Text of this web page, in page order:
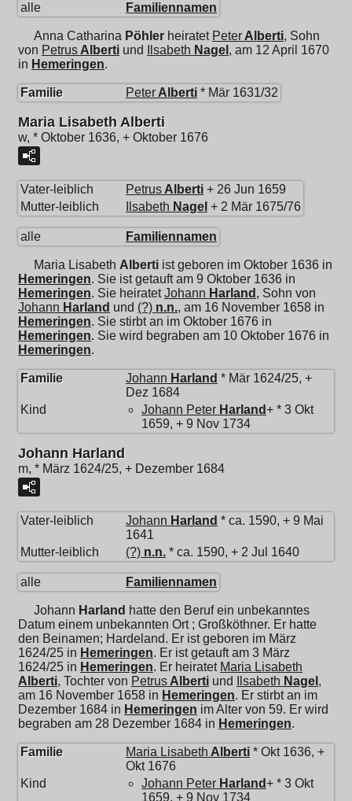
alle Familiennamen
Anna Catharina Pöhler heiratet Peter Alberti, Sohn
von Petrus Alberti und Ilsabeth Nagel , am 12 April 1670
in Hemeringen.
Familie Peter Alberti * Mär 1631/32
Maria Lisabeth Alberti
w, * Oktober 1636, + Oktober 1676
Vater-leiblich Petrus Alberti + 26 Jun 1659
Mutter-leiblich
Ilsabeth Nagel + 2 Mär 1675/76
alle Familiennamen
Maria Lisabeth Alberti ist geboren im Oktober 1636 in
Hemeringen. Sie ist getauft am 9 Oktober 1636 in
Hemeringen. Sie heiratetJohann Harland , Sohn von
Johann Harland und (?) n.n., am 16 November 1658 in
Hemeringen. Sie stirbt an im Oktober 1676 in
Hemeringen. Sie wird begraben am 10 Oktober 1676 in
Hemeringen.
Familie Johann Harland * Mär 1624/25, +
Dez 1684
Kind
Johann Peter Harland+ * 3 Okt
1659, + 9 Nov 1734
Johann Harland
m, * März 1624/25, + Dezember 1684
Vater-leiblich Johann Harland * ca. 1590, + 9 Mai
1641
Mutter-leiblich
(?) n.n. * ca. 1590, + 2 Jul 1640
alle Familiennamen
Johann Harland hatte den Beruf ein unbekanntes
Datum einem unbekannten Ort ; Großköthner. Er hatte
den Beinamen; Hardeland. Er ist geboren im März
1624/25 in Hemeringen. Er ist getauft am 3 März
1624/25 in Hemeringen. Er heiratet Maria Lisabeth
Alberti, Tochter von Petrus Alberti und Ilsabeth Nagel ,
am 16 November 1658 in Hemeringen. Er stirbt an im
Dezember 1684 in Hemeringen im Alter von 59. Er wird
begraben am 28 Dezember 1684 in Hemeringen.
Familie Maria Lisabeth Alberti * Okt 1636, +
Okt 1676
Kind
Johann Peter Harland+ * 3 Okt
1659, + 9 Nov 1734